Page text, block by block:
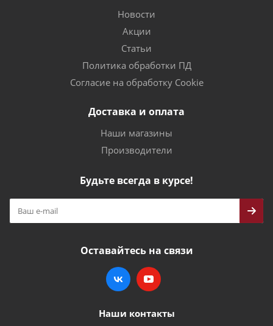
Новости
Акции
Статьи
Политика обработки ПД
Согласие на обработку Cookie
Доставка и оплата
Наши магазины
Производители
Будьте всегда в курсе!
Оставайтесь на связи
Наши контакты